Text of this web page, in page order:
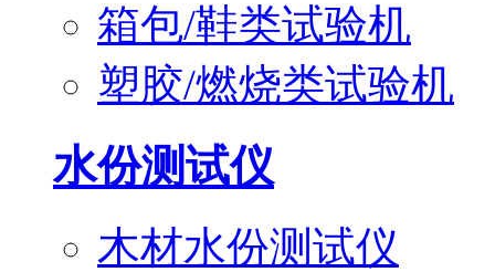
箱包/鞋类试验机
塑胶/燃烧类试验机
水份测试仪
木材水份测试仪